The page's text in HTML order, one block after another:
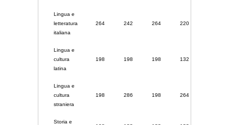
Lingua e
letteratura
italiana
264 242 264 220
Lingua e
cultura
latina
198 198 198 132
Lingua e
cultura
straniera
198 286 198 264
Storia e